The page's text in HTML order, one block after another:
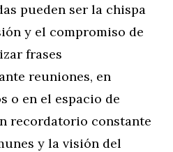
pueden ser la chispa
y el compromiso de
frases
reuniones, en
o en el espacio de
recordatorio constante
y la visión del